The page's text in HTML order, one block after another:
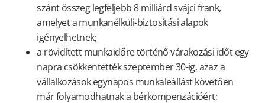
szánt összeg legfeljebb 8 milliárd svájci frank,
amelyet a munkanélküli-biztosítási alapok
igényelhetnek;
a rövidített munkaidőre történő várakozási időt egy
napra csökkentették szeptember 30-ig, azaz a
vállalkozások egynapos munkaleállást követően
már folyamodhatnak a bérkompenzációért;